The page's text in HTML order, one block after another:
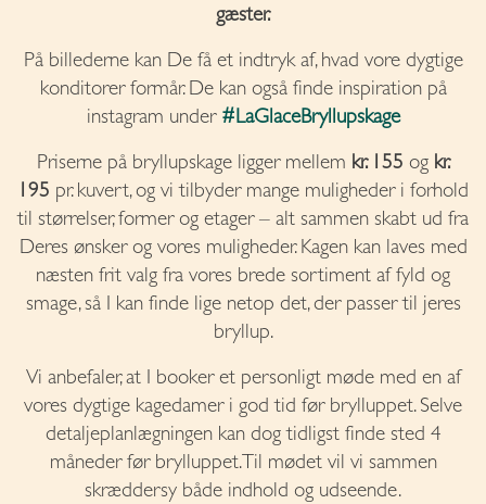
gæster.
På billederne kan De få et indtryk af, hvad vore dygtige
konditorer formår. De kan også finde inspiration på
instagram under #LaGlaceBryllupskage
Priserne på bryllupskage ligger mellem kr. 155 og kr.
195 pr. kuvert, og vi tilbyder mange muligheder i forhold
til størrelser, former og etager – alt sammen skabt ud fra
Deres ønsker og vores muligheder. Kagen kan laves med
næsten frit valg fra vores brede sortiment af fyld og
smage, så I kan finde lige netop det, der passer til jeres
bryllup.
Vi anbefaler, at I booker et personligt møde med en af
vores dygtige kagedamer i god tid før brylluppet. Selve
detaljeplanlægningen kan dog tidligst finde sted 4
måneder før brylluppet. Til mødet vil vi sammen
skræddersy både indhold og udseende.